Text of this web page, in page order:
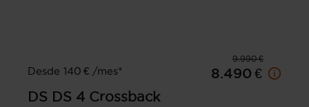
9.990 €
Desde 140 € /mes*
8.490 €
DS DS 4 Crossback